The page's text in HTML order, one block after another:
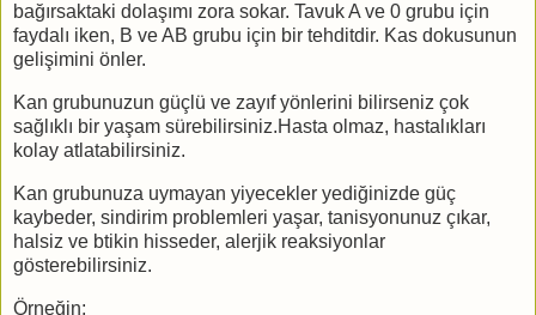
bağırsaktaki dolaşımı zora sokar. Tavuk A ve 0 grubu için
faydalı iken, B ve AB grubu için bir tehditdir. Kas dokusunun
gelişimini önler.
Kan grubunuzun güçlü ve zayıf yönlerini bilirseniz çok
sağlıklı bir yaşam sürebilirsiniz.Hasta olmaz, hastalıkları
kolay atlatabilirsiniz.
Kan grubunuza uymayan yiyecekler yediğinizde güç
kaybeder, sindirim problemleri yaşar, tanisyonunuz çıkar,
halsiz ve btikin hisseder, alerjik reaksiyonlar
gösterebilirsiniz.
Örneğin;